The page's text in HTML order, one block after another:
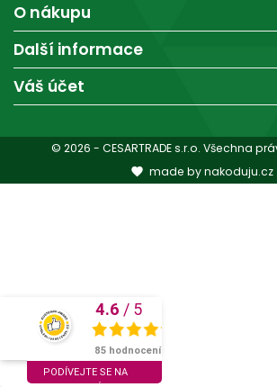
O nákupu
Další informace
Váš účet
SKVĚLÉ
4.6 / 5
85 hodnocení
PODÍVEJTE SE NA
© 2026 - CESARTRADE s.r.o. Všechna
 made by nakoduju.cz